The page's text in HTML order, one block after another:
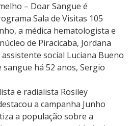
– Doar Sangue é
Sala de Visitas 105
a médica hematologista e
de Piracicaba, Jordana
social Luciana Bueno
sangue há 52 anos, Sergio
e radialista Rosiley
a campanha Junho
a população sobre a